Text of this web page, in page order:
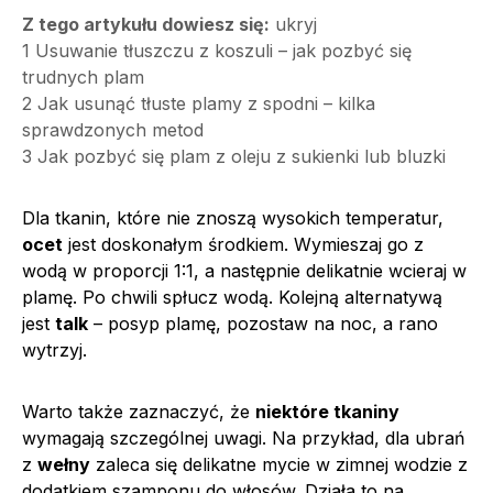
Z tego artykułu dowiesz się: ukryj
1 Usuwanie tłuszczu z koszuli – jak pozbyć się
trudnych plam
2 Jak usunąć tłuste plamy z spodni – kilka
sprawdzonych metod
3 Jak pozbyć się plam z oleju z sukienki lub bluzki
Dla tkanin, które nie znoszą wysokich temperatur,
ocet jest doskonałym środkiem. Wymieszaj go z
wodą w proporcji 1:1, a następnie delikatnie wcieraj w
plamę. Po chwili spłucz wodą. Kolejną alternatywą
jest talk – posyp plamę, pozostaw na noc, a rano
wytrzyj.
Warto także zaznaczyć, że niektóre tkaniny
wymagają szczególnej uwagi. Na przykład, dla ubrań
z wełny zaleca się delikatne mycie w zimnej wodzie z